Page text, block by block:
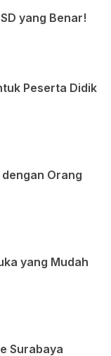
yang Benar!
Peserta Didik
Orang
yang Mudah
Surabaya